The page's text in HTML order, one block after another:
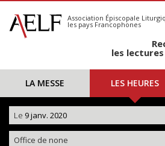
S'abonner
Calendrier
Association Épiscopale
les pays Francophones
les
LA MESSE LES HEURES
Le 9 janv. 2020
Office de none